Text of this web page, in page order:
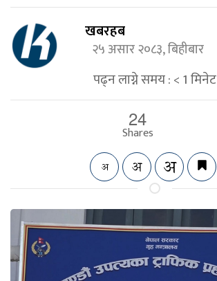
खबरहब
२५ असार २०८३, बिहीबार
पढ्न लाग्ने समय :< 1मिनेट
24
Shares